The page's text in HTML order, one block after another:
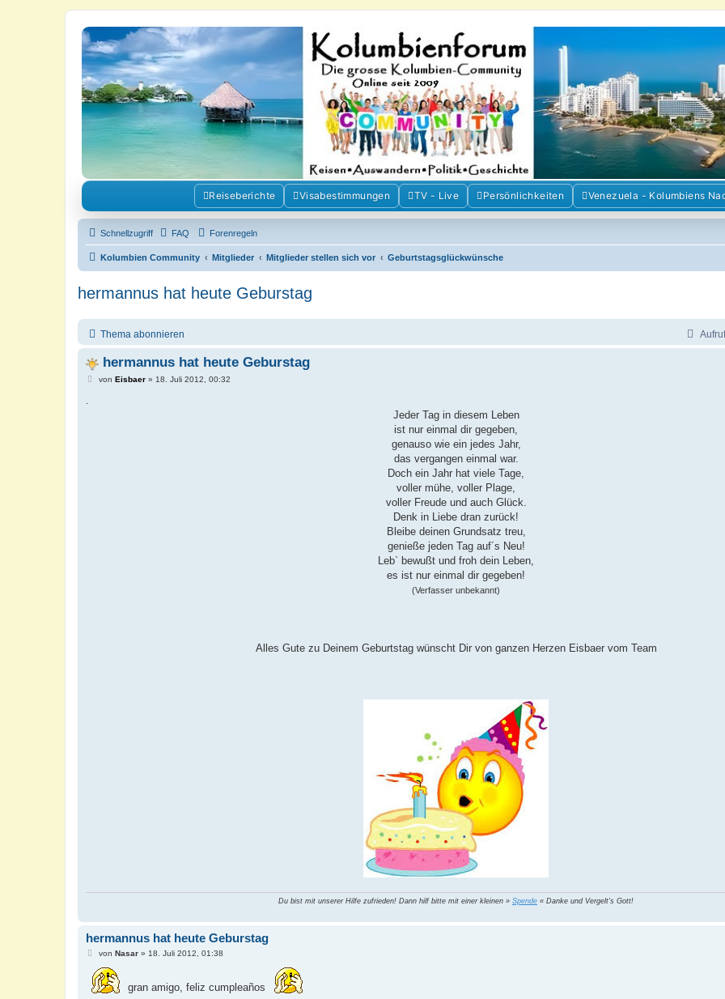
Kolumbienforum - Das grosse Forum der Freunde Kolumbiens
Reisen, Auswandern, Kultur, Politik, Geschichte und Visum in Kolumbien und Venezuela. Austausch, Erfahrungen und Gemeinschaft im Kolumbienforum
Reiseberichte Visabestimmungen TV - Live Persönlichkeiten Venezuela - Kolumbiens
Schnellzugriff FAQ Forenregeln
Kolumbien Community Mitglieder Mitglieder stellen sich vor Geburtstagsglückwünsche
hermannus hat heute Geburstag
Thema abonnieren
hermannus hat heute Geburstag
Bvon Eisbaer» 18. Juli 2012, 00:32
.
Jeder Tag in diesem Leben
ist nur einmal dir gegeben,
genauso wie ein jedes Jahr,
das vergangen einmal war.
Doch ein Jahr hat viele Tage,
voller mühe, voller Plage,
voller Freude und auch Glück.
Denk in Liebe dran zurück!
Bleibe deinen Grundsatz treu,
genieße jeden Tag auf´s Neu!
Leb` bewußt und froh dein Leben,
es ist nur einmal dir gegeben!
(Verfasser unbekannt)
Alles Gute zu Deinem Geburtstag wünscht Dir von ganzen Herzen Eisbaer vom Team
Du bist mit unserer Hilfe zufrieden! Dann hilf bitte mit einer kleinen » Spende « Danke und Vergelt's Gott!
hermannus hat heute Geburstag
B
i
r
von Nasar» 18. Juli 2012, 01:38
gran amigo, feliz cumpleaños